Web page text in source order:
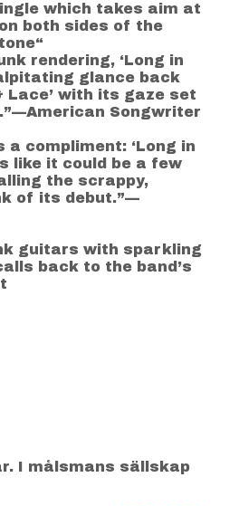
which takes aim at
both sides of the
rendering, ‘Long in
glance back
Lace’ with its gaze set
Songwriter
a compliment: ‘Long in
like it could be a few
the scrappy,
of its debut.”—
guitars with sparkling
back to the band’s
I målsmans sällskap